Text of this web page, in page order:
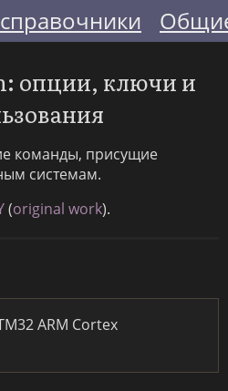
опции, ключи и
команды, присущие
системам.
(original work).
ARM Cortex